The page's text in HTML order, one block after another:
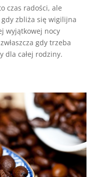
czas radości, ale
zbliża się wigilijna
wyjątkowej nocy
gdy trzeba
dla całej rodziny.